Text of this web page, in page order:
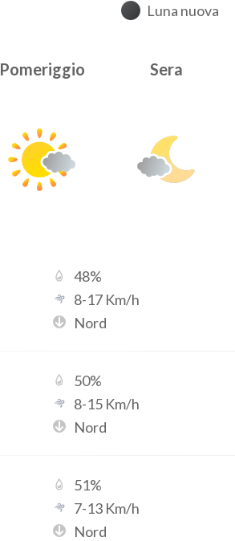
Luna nuova
Pomeriggio Sera
48%
8-17 Km/h
Nord
50%
8-15 Km/h
Nord
51%
7-13 Km/h
Nord